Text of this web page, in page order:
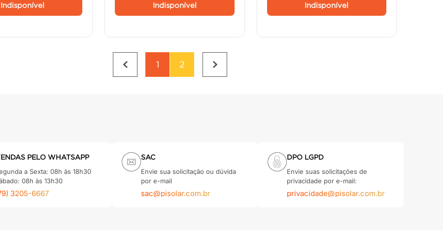
Indisponível Indisponível Indisponível
1 2
PELO WHATSAPP
a Sexta: 08h às 18h30
08h às 13h30
3205-6667
SAC
Envie sua solicitação ou dúvida
por e-mail
sac@pisolar.com.br
DPO LGPD
Envie suas solicitações de
privacidade por e-mail:
privacidade@pisolar.com.br